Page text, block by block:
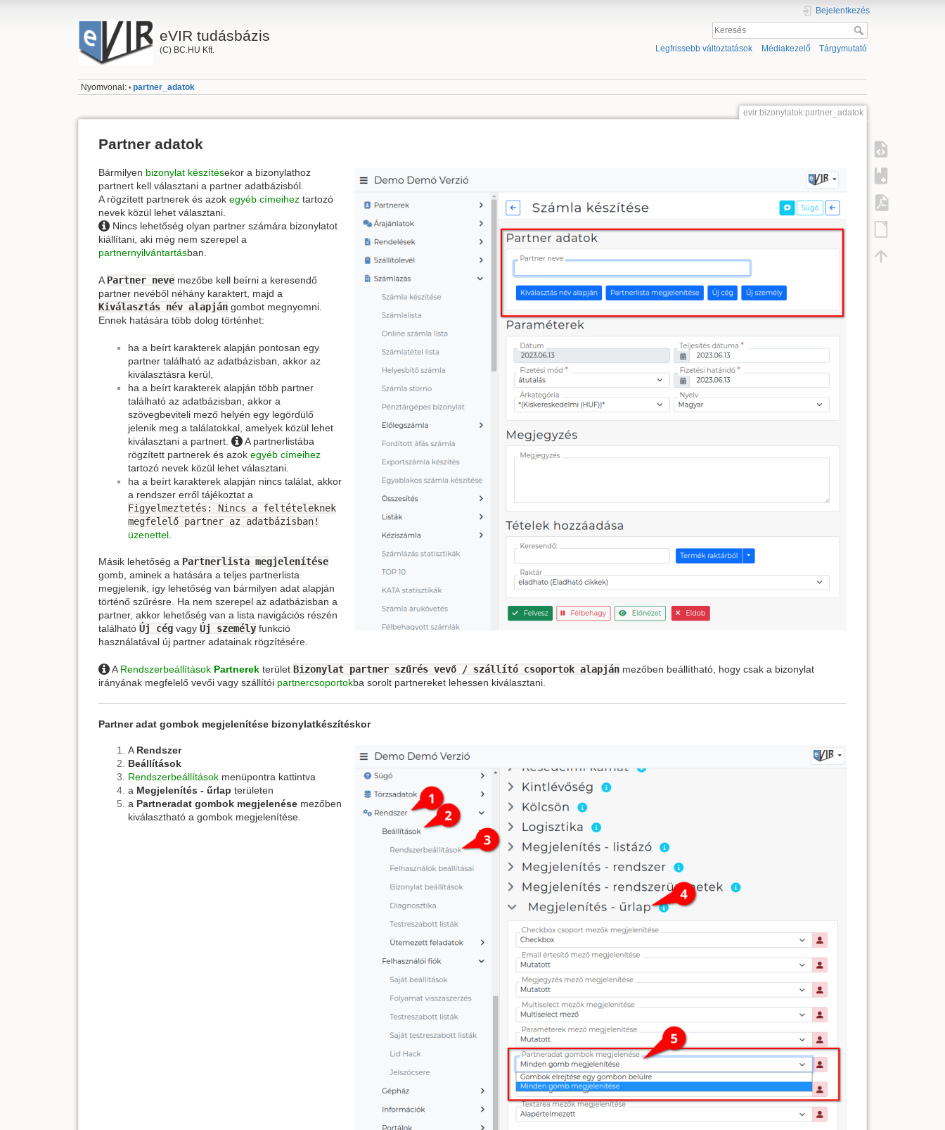
eVIR tudásbázis
(C) BC.HU Kft.
Bejelentkezés
Legfrissebb változtatások Médiakezelő Tárgymutató
Nyomvonal: • partner_adatok
evir:bizonylatok:partner_adatok
Partner adatok
Bármilyen bizonylat készítésekor a bizonylathoz
partnert kell választani a partner adatbázisból.
A rögzített partnerek és azokegyéb címeihez tartozó
nevek közül lehet választani.
Nincs lehetőség olyan partner számára bizonylatot
kiállítani, aki még nem szerepel a
partnernyilvántartásban.
A Partner neve mezőbe kell beírni a keresendő
partner nevéből néhány karaktert, majd a
Kiválasztás név alapján gombot megnyomni.
Ennek hatására több dolog történhet:
ha a beírt karakterek alapján pontosan egy
partner található az adatbázisban, akkor az
kiválasztásra kerül,
ha a beírt karakterek alapján több partner
található az adatbázisban, akkor a
szövegbeviteli mező helyén egy legördülő
jelenik meg a találatokkal, amelyek közül lehet
kiválasztani a partnert.
A partnerlistába
rögzített partnerek és azokegyéb címeihez
tartozó nevek közül lehet választani.
ha a beírt karakterek alapján nincs találat, akkor
a rendszer erről tájékoztat a
Figyelmeztetés: Nincs a feltételeknek
megfelelő partner az adatbázisban!
üzenettel
Másik lehetőség a Partnerlista megjelenítése
gomb, aminek a hatására a teljes partnerlista
megjelenik, így lehetőség van bármilyen adat alapján
történő szűrésre. Ha nem szerepel az adatbázisban a
partner, akkor lehetőség van a lista navigációs részén
találhatóÚj cég vagyÚj személy funkció
használatával új partner adatainak rögzítésére.
A Rendszerbeállítások Partnerek területBizonylat partner szűrés vevő / szállító csoportok alapján mezőben beállítható, hogy csak a bizonylat
irányának megfelelő vevői vagy szállítói partnercsoportokba sorolt partnereket lehessen kiválasztani.
Partner adat gombok megjelenítése bizonylatkészítéskor
A Rendszer
Beállítások
Rendszerbeállítások menüpontra kattintva
a Megjelenítés - űrlap területen
a Partneradat gombok megjelenése mezőben
kiválasztható a gombok megjelenítése.